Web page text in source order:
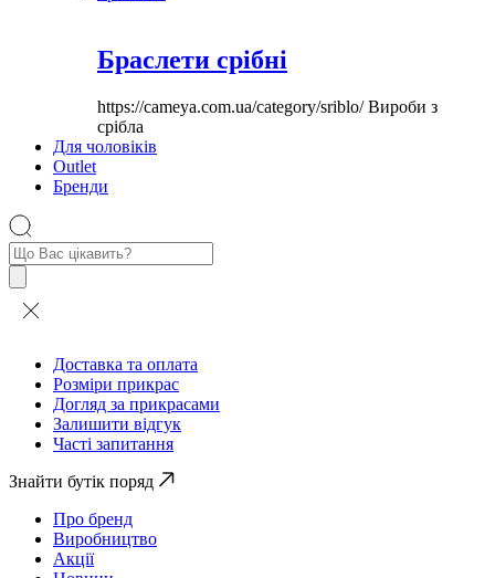
Браслети срібні
https://cameya.com.ua/category/sriblo/Вироби з
срібла
Для чоловіків
Outlet
Бренди
Пошук
товарів
Доставка та оплата
Розміри прикрас
Догляд за прикрасами
Залишити відгук
Часті запитання
Знайти бутік поряд
Про бренд
Виробництво
Акції